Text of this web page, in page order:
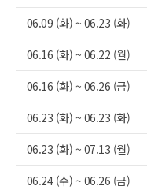
06.09 (화) ~ 06.23 (화)
06.16 (화) ~ 06.22 (월)
06.16 (화) ~ 06.26 (금)
06.23 (화) ~ 06.23 (화)
06.23 (화) ~ 07.13 (월)
06.24 (수) ~ 06.26 (금)